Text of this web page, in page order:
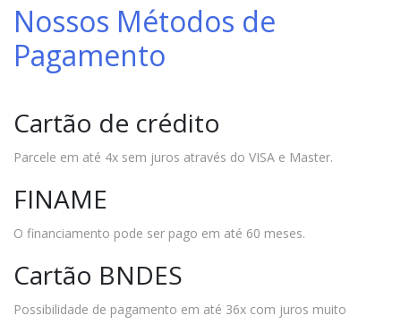
Nossos Métodos de
Pagamento
Cartão de crédito
Parcele em até 4x sem juros através do VISA e Master.
FINAME
O financiamento pode ser pago em até 60 meses.
Cartão BNDES
Possibilidade de pagamento em até 36x com juros muito